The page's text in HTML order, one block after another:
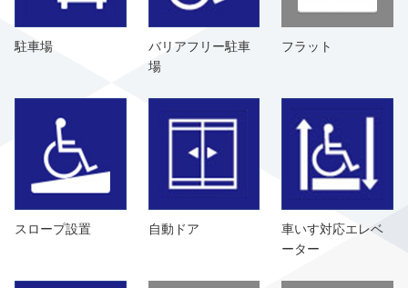
駐車場
バリアフリー駐車
場
フラット
スロープ設置 自動ドア
車いす対応エレベ
ーター